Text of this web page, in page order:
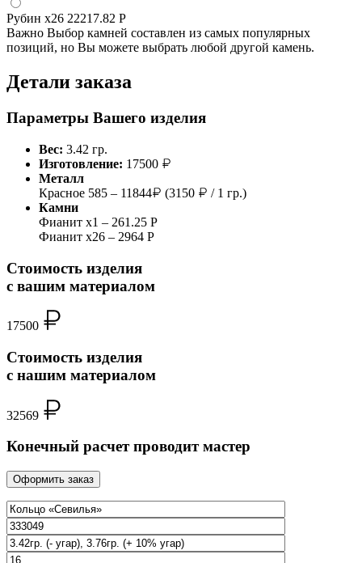
Рубин x26 22217.82 Р
Важно Выбор камней составлен из самых популярных
позиций, но Вы можете выбрать любой другой камень.
Детали заказа
Параметры Вашего изделия
Вес: 3.42 гр.
Изготовление: 17500
Металл
Красное 585 – 11844
(3150
/ 1 гр.)
Камни
Фианит x1 – 261.25 Р
Фианит x26 – 2964 Р
Стоимость изделия
с вашим материалом
17500
Стоимость изделия
с нашим материалом
32569
Конечный расчет проводит мастер
Оформить заказ